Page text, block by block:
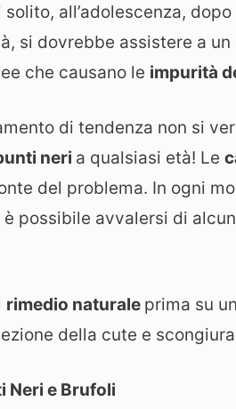
all’adolescenza,
si dovrebbe assistere a
che causano le impurità
di tendenza non si
neri a qualsiasi età! Le
del problema. In ogni
è possibile avvalersi di
rimedio naturale prima su
della cute e
Neri e Brufoli